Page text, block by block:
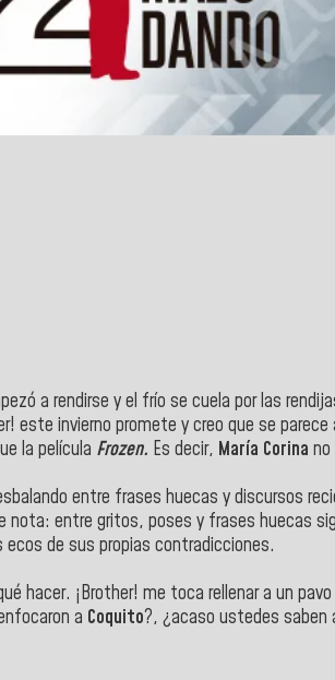
a rendirse y el frío se cuela por las
este invierno promete y creo que se
la película Frozen. Es decir, María Corina
entre frases huecas y discursos
entre gritos, poses y frases huecas
de sus propias contradicciones.
hacer. ¡Brother! me toca rellenar a un
a Coquito?, ¿acaso ustedes saben